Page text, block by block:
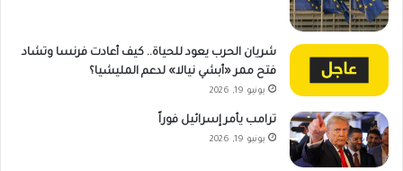
شريان الحرب يعود للحياة.. كيف أعادت فرنسا وتشاد
فتح ممر «أبشي نيالا» لدعم المليشيا؟
يونيو 19, 2026
ترامب يأمر إسرائيل فوراً
يونيو 19, 2026